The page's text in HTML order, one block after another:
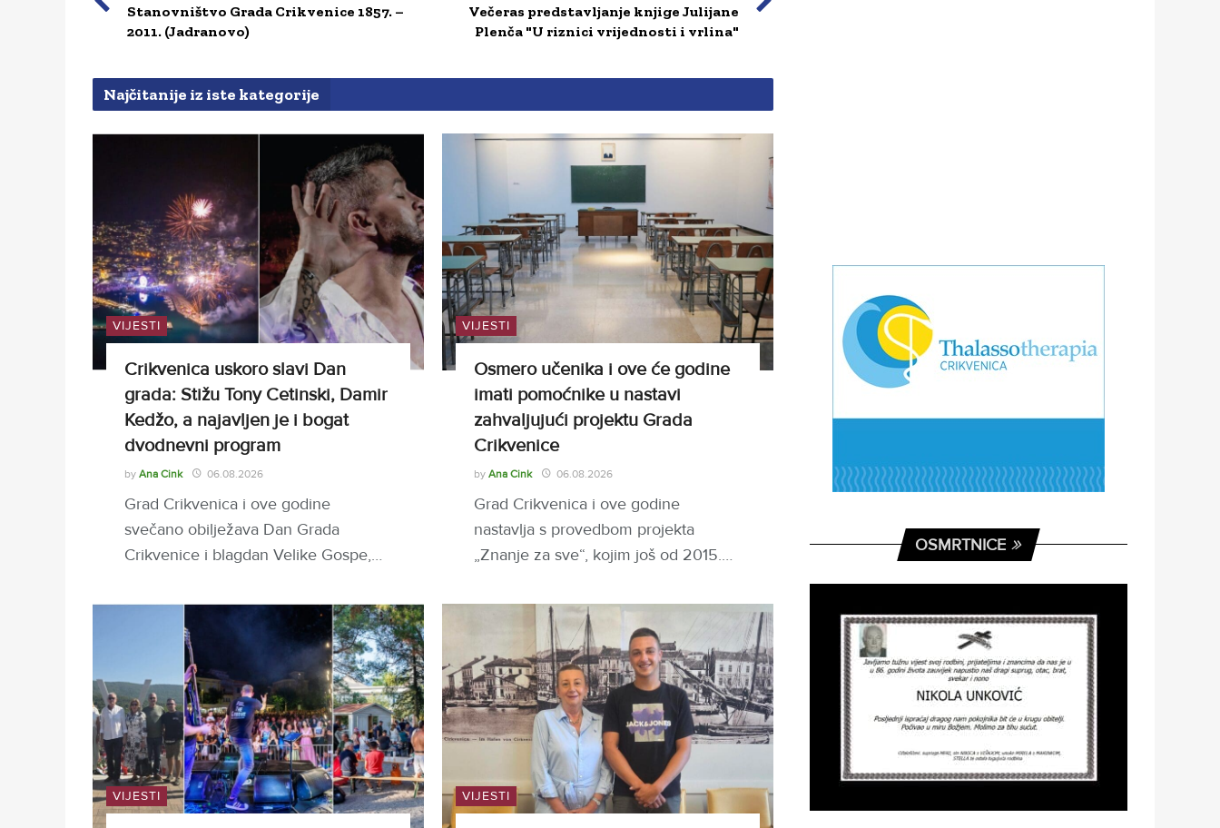
Stanovništvo Grada Crikvenice 1857. –
2011. (Jadranovo)
Večeras predstavljanje knjige Julijane
Plenča "U riznici vrijednosti i vrlina"
Najčitanije iz iste kategorije
VIJESTI
Crikvenica uskoro slavi Dan
grada: Stižu Tony Cetinski, Damir
Kedžo, a najavljen je i bogat
dvodnevni program
by Ana Cink 06.08.2026
Grad Crikvenica i ove godine
svečano obilježava Dan Grada
Crikvenice i blagdan Velike Gospe,…
VIJESTI
Osmero učenika i ove će godine
imati pomoćnike u nastavi
zahvaljujući projektu Grada
Crikvenice
by Ana Cink 06.08.2026
Grad Crikvenica i ove godine
nastavlja s provedbom projekta
„Znanje za sve“, kojim još od 2015.…
VIJESTI VIJESTI
OSMRTNICE